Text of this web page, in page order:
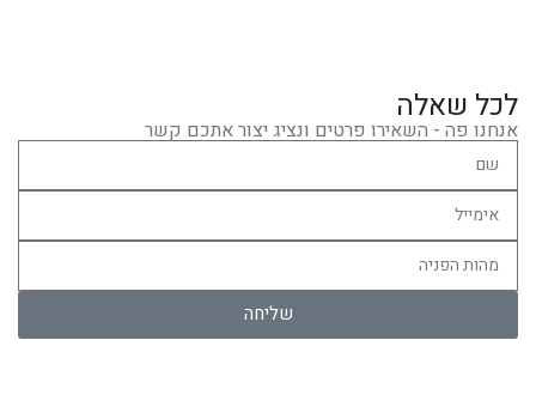
לכל שאלה
אנחנו פה - השאירו פרטים ונציג יצור אתכם קשר
שליחה